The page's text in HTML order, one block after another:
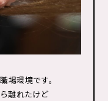
場環境です。
離れたけど